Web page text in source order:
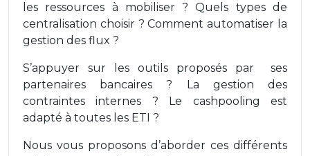
les ressources à mobiliser ? Quels types de
centralisation choisir ? Comment automatiser la
gestion des flux ?
S’appuyer sur les outils proposés par ses
partenaires bancaires ? La gestion des
contraintes internes ? Le cashpooling est
adapté à toutes les ETI ?
Nous vous proposons d’aborder ces différents